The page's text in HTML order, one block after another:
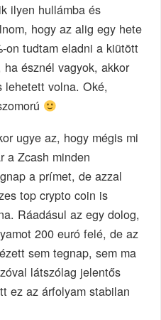
ilyen hullámba és
hogy az alig egy hete
on tudtam eladni a kiütött
észnél vagyok, akkor
lehetett volna. Oké,
ugye az, hogy mégis mi
a Zcash minden
a prímet, de azzal
top crypto coin is
Ráadásul az egy dolog,
200 euró felé, de az
sem tegnap, sem ma
látszólag jelentős
ez az árfolyam stabilan